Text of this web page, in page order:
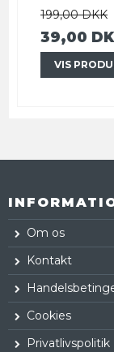
199,00 DKK
39,00
VIS
Om os
Kontakt
Cookies
Privatlivspolitik